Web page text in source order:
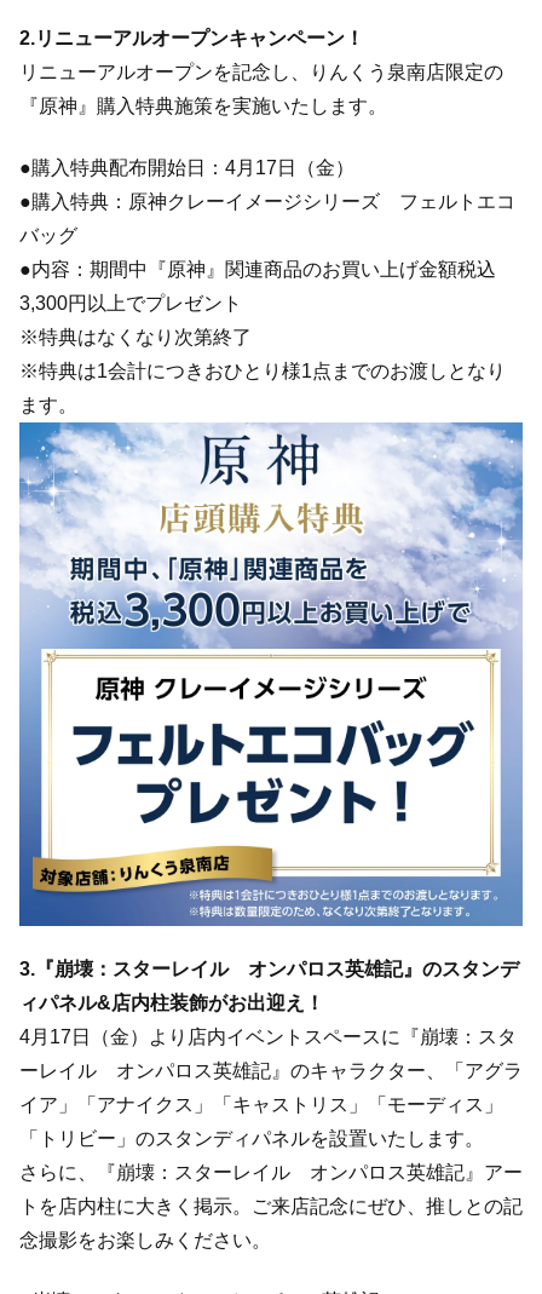
2.リニューアルオープンキャンペーン！
リニューアルオープンを記念し、りんくう泉南店限定の
『原神』購入特典施策を実施いたします。
●購入特典配布開始日：4月17日（金）
●購入特典：原神クレーイメージシリーズ フェルトエコ
バッグ
●内容：期間中『原神』関連商品のお買い上げ金額税込
3,300円以上でプレゼント
※特典はなくなり次第終了
※特典は1会計につきおひとり様1点までのお渡しとなり
ます。
3.『崩壊：スターレイル オンパロス英雄記』のスタンデ
ィパネル&店内柱装飾がお出迎え！
4月17日（金）より店内イベントスペースに『崩壊：スタ
ーレイル オンパロス英雄記』のキャラクター、「アグラ
イア」「アナイクス」「キャストリス」「モーディス」
「トリビー」のスタンディパネルを設置いたします。
さらに、『崩壊：スターレイル オンパロス英雄記』アー
トを店内柱に大きく掲示。ご来店記念にぜひ、推しとの記
念撮影をお楽しみください。